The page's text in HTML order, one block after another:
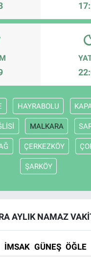
HAYRABOLU
MALKARA
ÇERKEZKÖY
ŞARKÖY
AYLIK NAMAZ
İMSAK GÜNEŞ ÖĞLE